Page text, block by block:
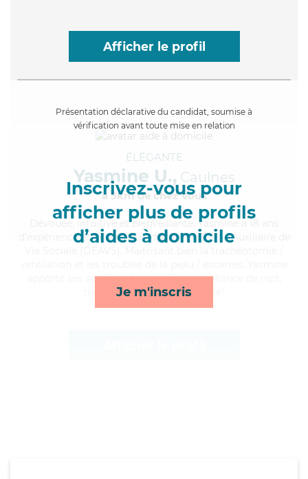
Afficher le profil
Présentation déclarative du candidat, soumise à
vérification avant toute mise en relation
Inscrivez-vous pour
afficher plus de profils
d’aides à domicile
Je m'inscris
ÉLÉGANTE
Yasmine U., Caulnes
à 5km de chez Vous
, intuitive et bienveillante, Yasmine a 18 ans
d'expérience et possède un diplôme d'État d'Auxiliaire de
apporte ses services de activités, surveillance de nuit,
toilette/habillage et mobilité*